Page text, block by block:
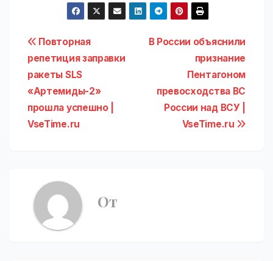
Навигация
по
записям
В России объяснили
признание
Пентагоном
превосходства ВС
России над ВСУ |
VseTime.ru
Повторная
репетиция заправки
ракеты SLS
«Артемиды-2»
прошла успешно |
VseTime.ru
От